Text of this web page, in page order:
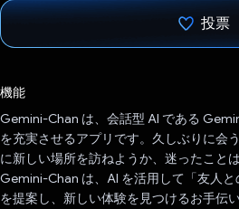
投票
機能
Gemini-Chan は、会話型 AI である
を充実させるアプリです。久しぶりに会
に新しい場所を訪ねようか、迷ったこと
Gemini-Chan は、AI を活用して「友人
を提案し、新しい体験を見つけるお手伝い